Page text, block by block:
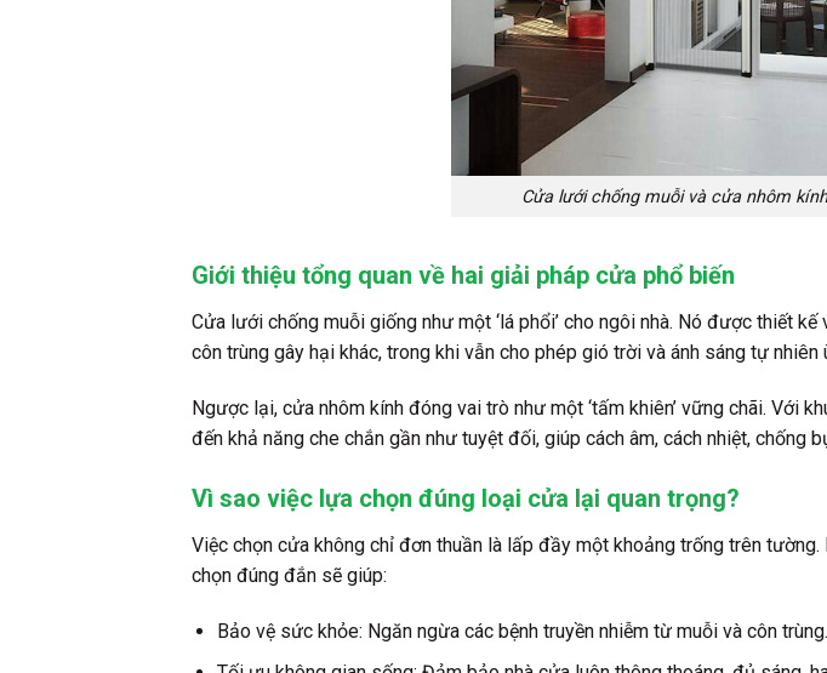
Cửa lưới chống muỗi và cửa nhôm
Giới thiệu tổng quan về hai giải pháp cửa phổ biến
Cửa lưới chống muỗi giống như một ‘lá phổi’ cho ngôi nhà. Nó được thiết
côn trùng gây hại khác, trong khi vẫn cho phép gió trời và ánh sáng tự
Ngược lại, cửa nhôm kính đóng vai trò như một ‘tấm khiên’ vững chãi. Với
đến khả năng che chắn gần như tuyệt đối, giúp cách âm, cách nhiệt, chống
Vì sao việc lựa chọn đúng loại cửa lại quan trọng?
Việc chọn cửa không chỉ đơn thuần là lấp đầy một khoảng trống trên
chọn đúng đắn sẽ giúp:
Bảo vệ sức khỏe: Ngăn ngừa các bệnh truyền nhiễm từ muỗi và côn trùng.